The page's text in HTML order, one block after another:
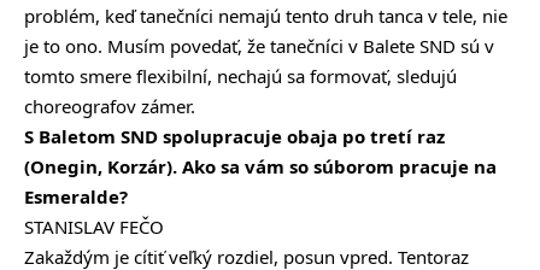
problém, keď tanečníci nemajú tento druh tanca v tele, nie
je to ono. Musím povedať, že tanečníci v Balete SND sú v
tomto smere flexibilní, nechajú sa formovať, sledujú
choreografov zámer.
S Baletom SND spolupracuje obaja po tretí raz
(Onegin, Korzár). Ako sa vám so súborom pracuje na
Esmeralde?
STANISLAV FEČO
Zakaždým je cítiť veľký rozdiel, posun vpred. Tentoraz